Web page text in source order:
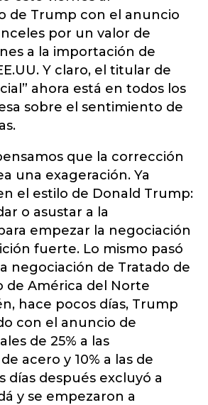
de Trump con el anuncio
por un valor de
a la importación de
Y claro, el titular de
ahora está en todos los
sobre el sentimiento de
que la corrección
una exageración. Ya
el estilo de Donald Trump:
o asustar a la
empezar la negociación
fuerte. Lo mismo pasó
negociación de Tratado de
de América del Norte
hace pocos días, Trump
con el anuncio de
de 25% a las
acero y 10% a las de
días después excluyó a
y se empezaron a